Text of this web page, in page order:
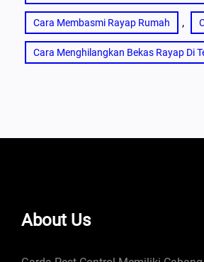
Cara Membasmi Rayap Rumah ,
Cara Menghilangkan Bekas Rayap Di
About Us